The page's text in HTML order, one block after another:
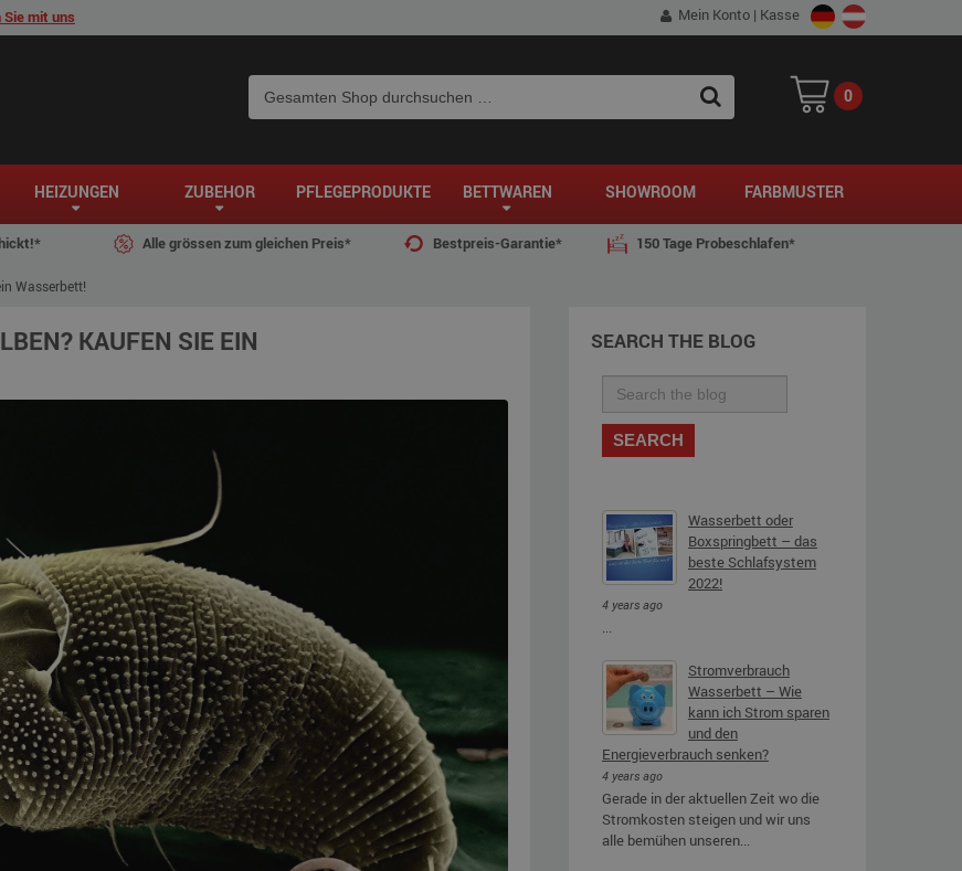
mit uns Mein Konto | Kasse
0
SEARCH
HEIZUNGEN ZUBEHÖR PFLEGEPRODUKTE BETTWAREN SHOWROOM FARBMUSTER
Alle grössen zum gleichen Preis* Bestpreis-Garantie* 150 Tage Probeschlafen*
Wasserbett!
KAUFEN SIE EIN SEARCH THE BLOG
SEARCH
Wasserbett oder
Boxspringbett – das
beste Schlafsystem
2022!
4 years ago
...
Stromverbrauch
Wasserbett – Wie
kann ich Strom sparen
und den
Energieverbrauch senken?
4 years ago
Gerade in der aktuellen Zeit wo die
Stromkosten steigen und wir uns
alle bemühen unseren...